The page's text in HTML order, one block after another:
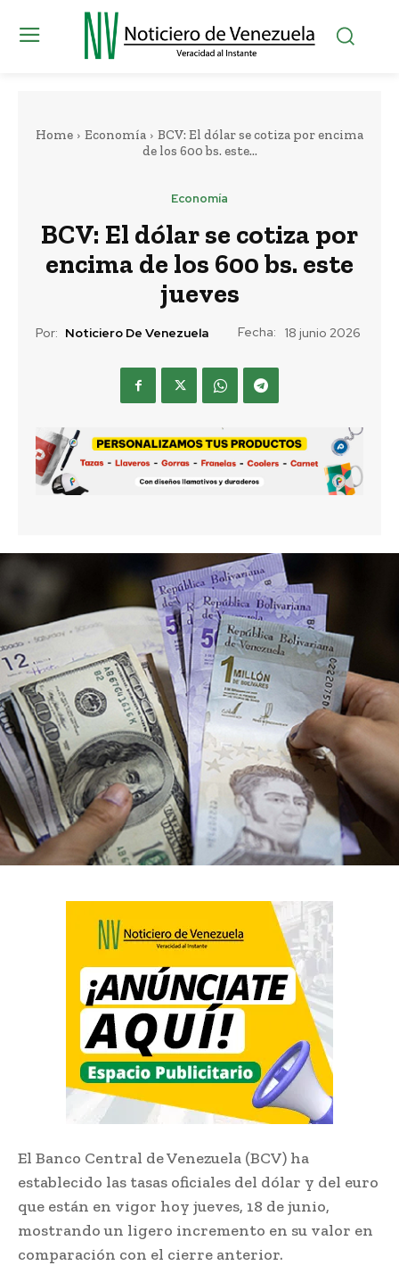
Home Economía
BCV: El dólar se cotiza por encima
de los 600 bs. este...
Economía
BCV: El dólar se cotiza por
encima de los 600 bs. este
jueves
Por: Noticiero De Venezuela Fecha: 18 junio 2026
El Banco Central de Venezuela (BCV) ha
establecido las tasas oficiales del dólar y del euro
que están en vigor hoy jueves, 18 de junio,
mostrando un ligero incremento en su valor en
comparación con el cierre anterior.